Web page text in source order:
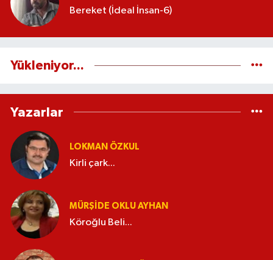
Bereket (İdeal İnsan-6)
Yükleniyor...
Yazarlar
LOKMAN ÖZKUL
Kirli çark...
MÜRŞIDE OKLU AYHAN
Köroğlu Beli...